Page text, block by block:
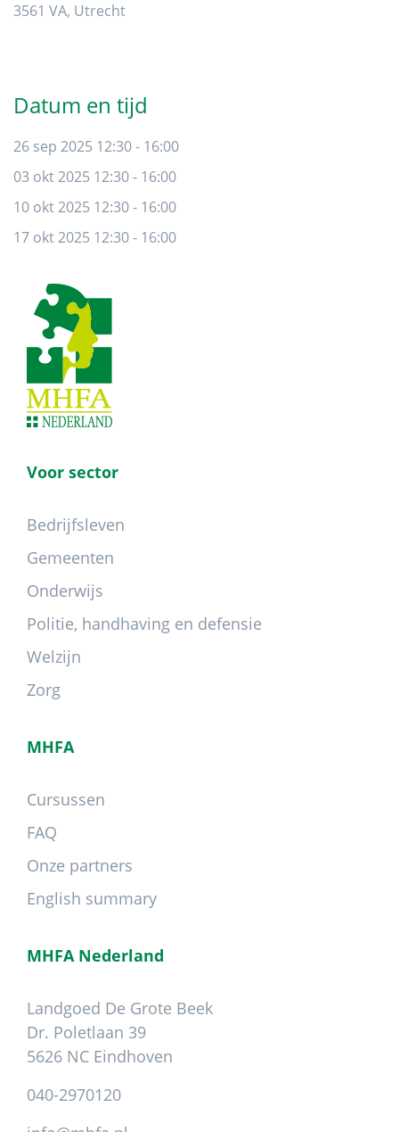
3561 VA, Utrecht
Datum en tijd
26 sep 2025 12:30 - 16:00
03 okt 2025 12:30 - 16:00
10 okt 2025 12:30 - 16:00
17 okt 2025 12:30 - 16:00
Footer
Voor sector
Bedrijfsleven
Gemeenten
Onderwijs
Politie, handhaving en defensie
Welzijn
Zorg
MHFA
Cursussen
FAQ
Onze partners
English summary
MHFA Nederland
Landgoed De Grote Beek
Dr. Poletlaan 39
5626 NC Eindhoven
040-2970120